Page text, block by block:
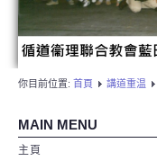
你目前位置: 首頁 講道重温
MAIN MENU
主頁